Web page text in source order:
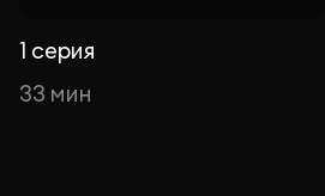
1 серия
33 мин